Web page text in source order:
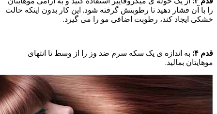
را با آن فشار دهید تا رطوبتش گرفته شود. این کار بدون اینکه حالت
خشکی ایجاد کند، رطوبت اضافی مو را می گیرد.
قدم ۴:
به اندازه ی یک سکه سرم ضد وز را از وسط تا انتهای
موهایتان بمالید.